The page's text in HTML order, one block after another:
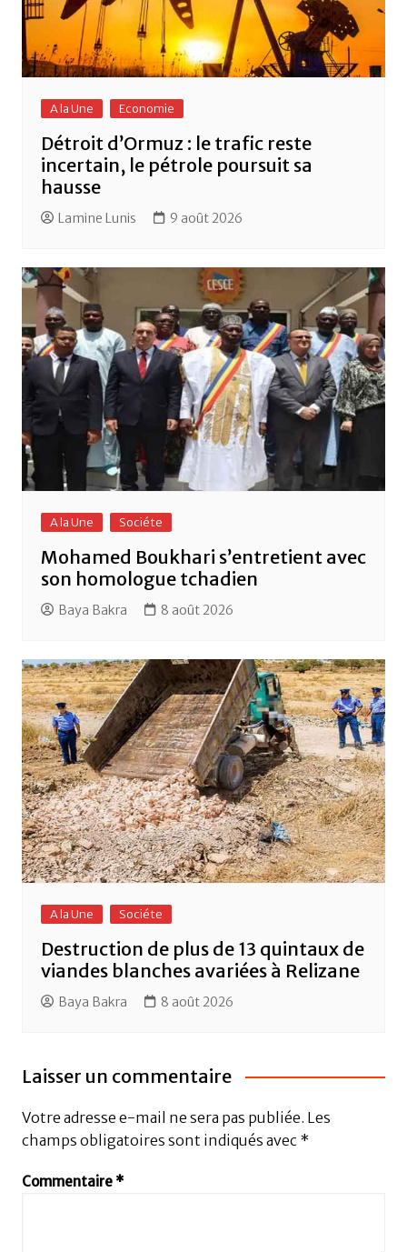
A la Une Economie
Détroit d’Ormuz : le trafic reste
incertain, le pétrole poursuit sa
hausse
Lamine Lunis 9 août 2026
A la Une Sociéte
Mohamed Boukhari s’entretient avec
son homologue tchadien
Baya Bakra 8 août 2026
A la Une Sociéte
Destruction de plus de 13 quintaux de
viandes blanches avariées à Relizane
Baya Bakra 8 août 2026
Laisser un commentaire
Votre adresse e-mail ne sera pas publiée. Les
champs obligatoires sont indiqués avec *
Commentaire *